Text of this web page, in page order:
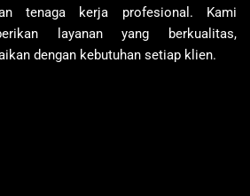
tenaga kerja profesional. Kami
layanan yang berkualitas,
dengan kebutuhan setiap klien.